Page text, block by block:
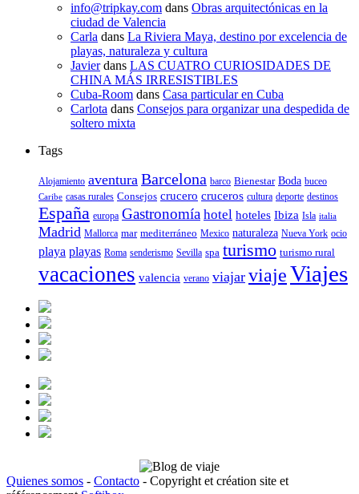
info@tripkay.com dans Obras arquitectónicas en la
ciudad de Valencia
Carla dans La Riviera Maya, destino por excelencia de
playas, naturaleza y cultura
Javierdans LAS CUATRO CURIOSIDADES DE
CHINA MÁS IRRESISTIBLES
Cuba-Room dans Casa particular en Cuba
Carlota dans Consejos para organizar una despedida de
soltero mixta
Tags
Alojamiento aventura Barcelona barco Bienestar Boda buceo
Caribe casas rurales Consejos crucero cruceros cultura deporte destinos
España europa Gastronomía hotel hoteles Ibiza Isla italia
Madrid Mallorca mar mediterráneo Mexico naturaleza Nueva York ocio
playa playas Roma senderismo Sevilla spa turismo turismo rural
vacaciones valencia verano viajar viajeViajes
Quienes somos - Contacto - Copyright et création site et